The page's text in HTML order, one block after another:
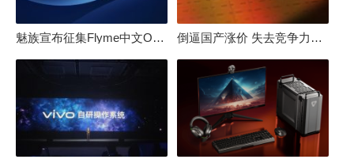
魅族宣布征集Flyme中文OS名：要像鸿蒙、澎湃一样响亮 倒逼国产涨价 失去竞争力！三星要减产50%：SSD必须涨价